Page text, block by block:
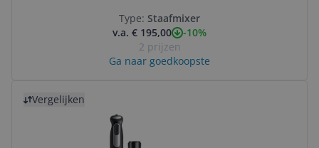
Type: Staafmixer
v.a. € 195,00
-10%
2 prijzen
Ga naar goedkoopste
Vergelijken